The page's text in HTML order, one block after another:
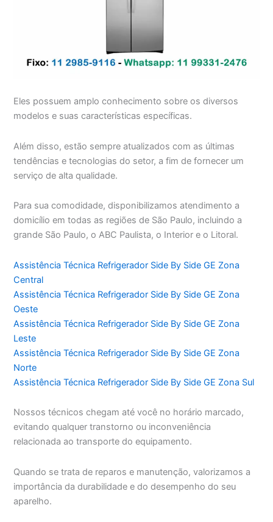
Eles possuem amplo conhecimento sobre os diversos
modelos e suas características específicas.
Além disso, estão sempre atualizados com as últimas
tendências e tecnologias do setor, a fim de fornecer um
serviço de alta qualidade.
Para sua comodidade, disponibilizamos atendimento a
domicílio em todas as regiões de São Paulo, incluindo a
grande São Paulo, o ABC Paulista, o Interior e o Litoral.
Assistência Técnica Refrigerador Side By Side GE Zona
Central
Assistência Técnica Refrigerador Side By Side GE Zona
Oeste
Assistência Técnica Refrigerador Side By Side GE Zona
Leste
Assistência Técnica Refrigerador Side By Side GE Zona
Norte
Assistência Técnica Refrigerador Side By Side GE Zona Sul
Nossos técnicos chegam até você no horário marcado,
evitando qualquer transtorno ou inconveniência
relacionada ao transporte do equipamento.
Quando se trata de reparos e manutenção, valorizamos a
importância da durabilidade e do desempenho do seu
aparelho.